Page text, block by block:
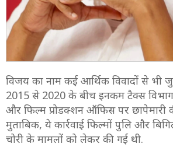
विजय का नाम कई आर्थिक विवादों से भी
2015 से 2020 के बीच इनकम टैक्स
और फिल्म प्रोडक्शन ऑफिस पर छापेमारी
मुताबिक, ये कार्रवाई फिल्मों पुलि और
चोरी के मामलों को लेकर की गई थी.